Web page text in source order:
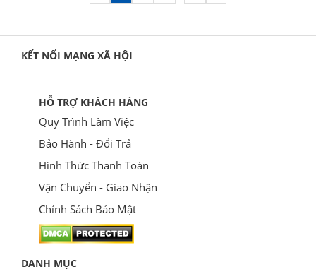
KẾT NỐI MẠNG XÃ HỘI
HỖ TRỢ KHÁCH HÀNG
Quy Trình Làm Việc
Bảo Hành - Đổi Trả
Hình Thức Thanh Toán
Vận Chuyển - Giao Nhận
Chính Sách Bảo Mật
DANH MỤC